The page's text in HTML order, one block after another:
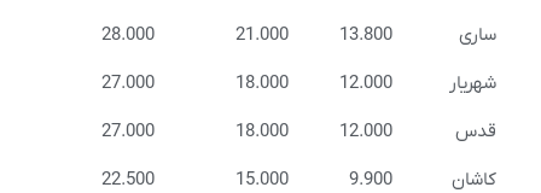
ساری
13.800
21.000
28.000
شهریار
12.000
18.000
27.000
قدس
12.000
18.000
27.000
کاشان
9.900
15.000
22.500